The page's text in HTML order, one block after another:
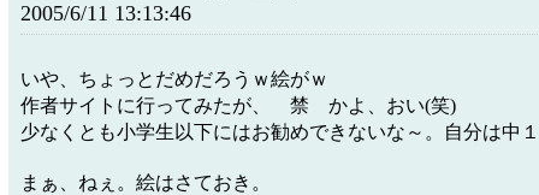
2005/6/11 13:13:46
いや、ちょっとだめだろうｗ絵がｗ
作者サイトに行ってみたが、 禁 かよ、おい(笑)
少なくとも小学生以下にはお勧めできないな～。自分は中
まぁ、ねぇ。絵はさておき。